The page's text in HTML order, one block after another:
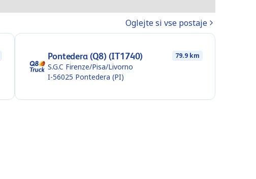
Oglejte si vse postaje
Pontedera (Q8) (IT1740) 79.9 km
S.G.C Firenze/Pisa/Livorno
I-56025 Pontedera (PI)